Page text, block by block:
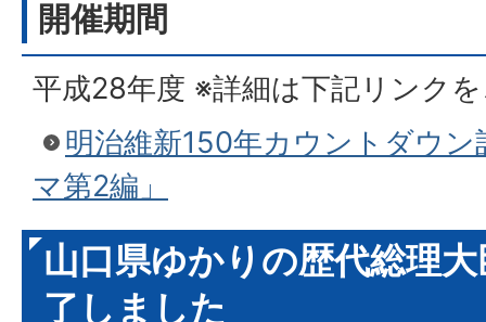
開催期間
平成28年度 ※詳細は下記リンク
明治維新150年カウントダウ
マ第2編」
山口県ゆかりの歴代総理
了しました